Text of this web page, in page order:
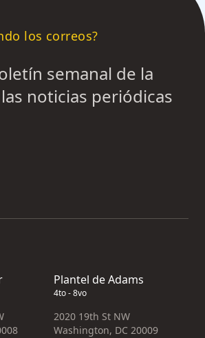
los correos?
semanal de la
noticias periódicas
Plantel de Adams
4to - 8vo
2020 19th St NW
Washington, DC 20009